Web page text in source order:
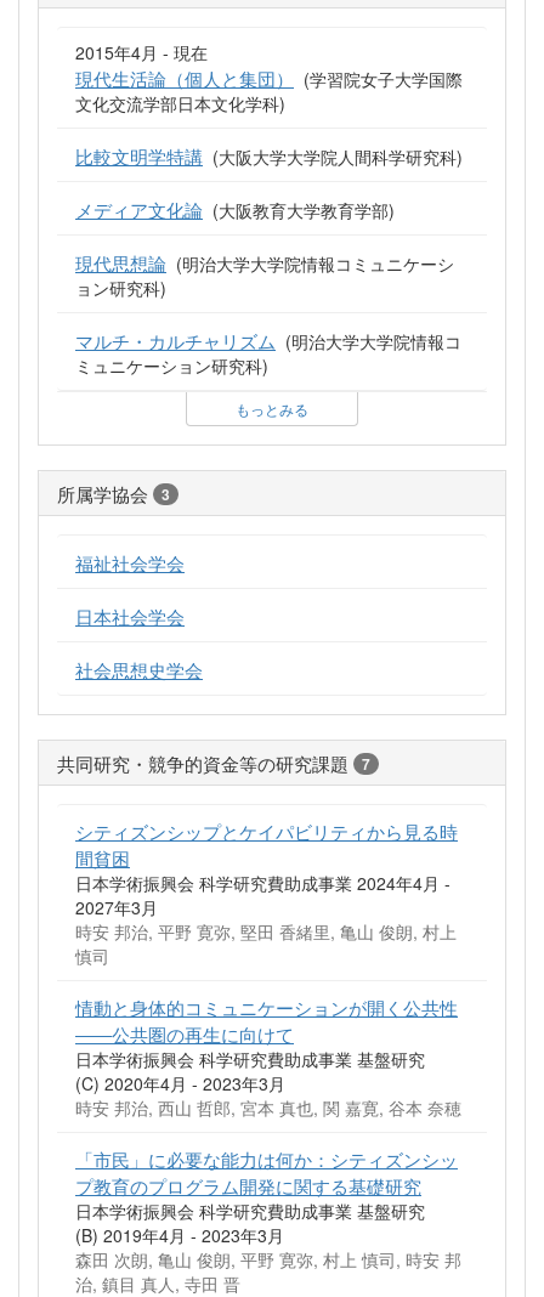
2015年4月 - 現在
現代生活論（個人と集団）
(学習院女子大学国際
文化交流学部日本文化学科)
比較文明学特講 (大阪大学大学院人間科学研究科)
メディア文化論 (大阪教育大学教育学部)
現代思想論 (明治大学大学院情報コミュニケーシ
ョン研究科)
マルチ・カルチャリズム (明治大学大学院情報コ
ミュニケーション研究科)
もっとみる
所属学協会 3
福祉社会学会
日本社会学会
社会思想史学会
共同研究・競争的資金等の研究課題 7
シティズンシップとケイパビリティから見る時
間貧困
日本学術振興会 科学研究費助成事業 2024年4月 -
2027年3月
時安 邦治, 平野 寛弥, 堅田 香緒里, 亀山 俊朗, 村上
慎司
情動と身体的コミュニケーションが開く公共性
――公共圏の再生に向けて
日本学術振興会 科学研究費助成事業 基盤研究
(C) 2020年4月 - 2023年3月
時安 邦治, 西山 哲郎, 宮本 真也, 関 嘉寛, 谷本 奈穂
「市民」に必要な能力は何か：シティズンシッ
プ教育のプログラム開発に関する基礎研究
日本学術振興会 科学研究費助成事業 基盤研究
(B) 2019年4月 - 2023年3月
森田 次朗, 亀山 俊朗, 平野 寛弥, 村上 慎司, 時安 邦
治, 鎮目 真人, 寺田 晋